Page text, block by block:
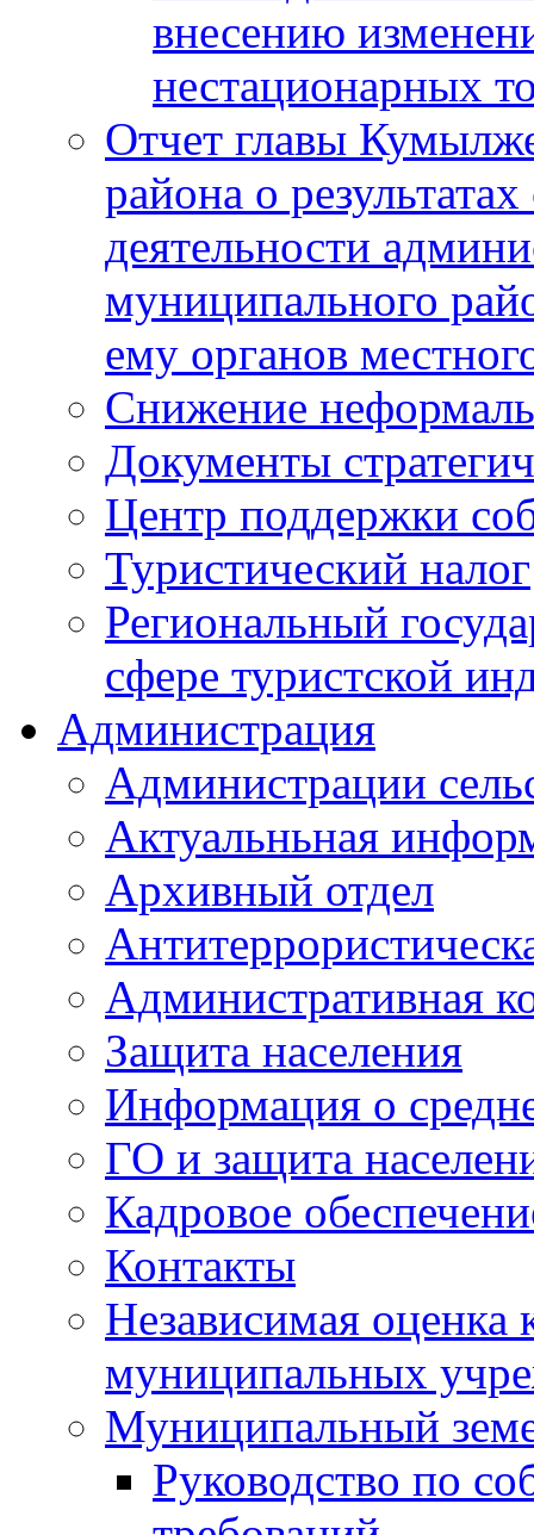
внесению
нестационарных
Отчет главы
района о
деятельности
муниципального
ему органов
Снижение
Документы
Центр поддержки
Туристический налог
Региональный
сфере туристской
Администрация
Администрации
Актуальньная
Архивный отдел
Административная
Защита населения
Информация о
ГО и защита
Кадровое
Контакты
Независимая оценка
муниципальных
Муниципальный
Руководство по